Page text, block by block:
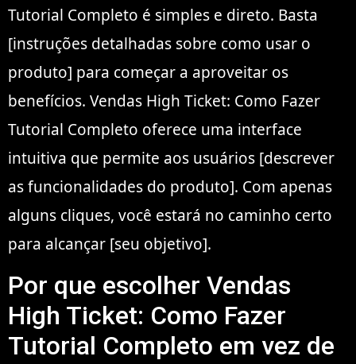
Tutorial Completo é simples e direto. Basta
[instruções detalhadas sobre como usar o
produto] para começar a aproveitar os
benefícios. Vendas High Ticket: Como Fazer
Tutorial Completo oferece uma interface
intuitiva que permite aos usuários [descrever
as funcionalidades do produto]. Com apenas
alguns cliques, você estará no caminho certo
para alcançar [seu objetivo].
Por que escolher Vendas
High Ticket: Como Fazer
Tutorial Completo em vez de